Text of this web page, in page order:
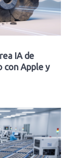
IA de
con Apple y